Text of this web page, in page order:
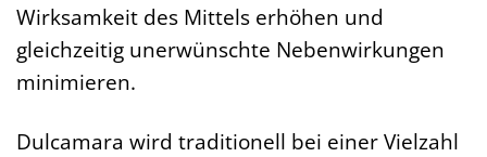
Wirksamkeit des Mittels erhöhen und
gleichzeitig unerwünschte Nebenwirkungen
minimieren.
Dulcamara wird traditionell bei einer Vielzahl